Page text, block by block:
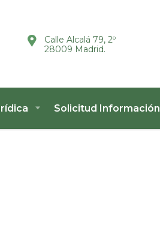
Calle Alcalá 79, 2º
28009 Madrid.
Solicitud Información